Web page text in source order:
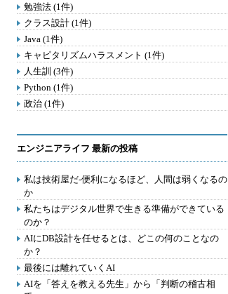
勉強法 (1件)
クラス設計 (1件)
Java (1件)
キャピタリズムハラスメント (1件)
人生訓 (3件)
Python (1件)
政治 (1件)
エンジニアライフ 最新の投稿
私は技術屋だ-便利になるほど、人間は弱くなるの
か
私たちはデジタル世界で生きる準備ができている
のか？
AIにDB設計を任せるとは、どこの何のことなの
か？
最後には離れていくAI
AIを「答えを教える先生」から「判断の稽古相